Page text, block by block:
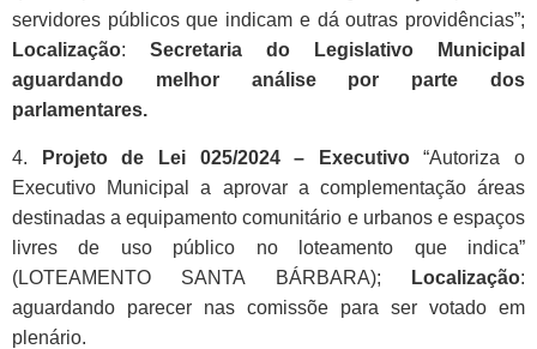
servidores públicos que indicam e dá outras providências”;
Localização: Secretaria do Legislativo Municipal
aguardando melhor análise por parte dos
parlamentares.
4. Projeto de Lei 025/2024 – Executivo“Autoriza o
Executivo Municipal a aprovar a complementação áreas
destinadas a equipamento comunitário e urbanos e espaços
livres de uso público no loteamento que indica”
(LOTEAMENTO SANTA BÁRBARA);
Localização:
aguardando parecer nas comissõe para ser votado em
plenário.